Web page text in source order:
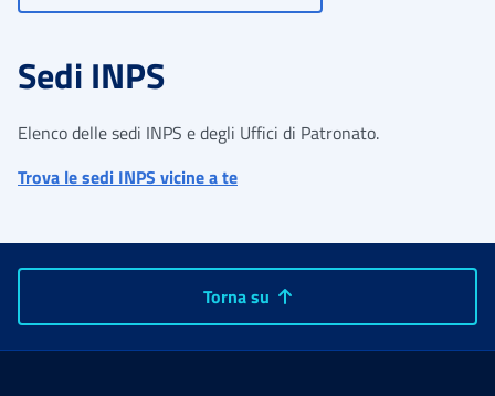
Sedi INPS
Elenco delle sedi INPS e degli Uffici di Patronato.
Trova le sedi INPS vicine a te
Torna su